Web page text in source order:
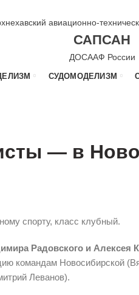
авиационно-
САПСАН
ДОСААФ России
СУДОМОДЕЛИЗМ
— в
спорту, класс клубный.
Радовского и Алексея
командам Новосибирской
Леванов).